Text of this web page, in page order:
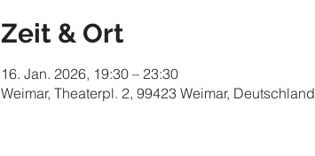
Zeit & Ort
16. Jan. 2026, 19:30 – 23:30
Weimar, Theaterpl. 2, 99423 Weimar, Deutschland